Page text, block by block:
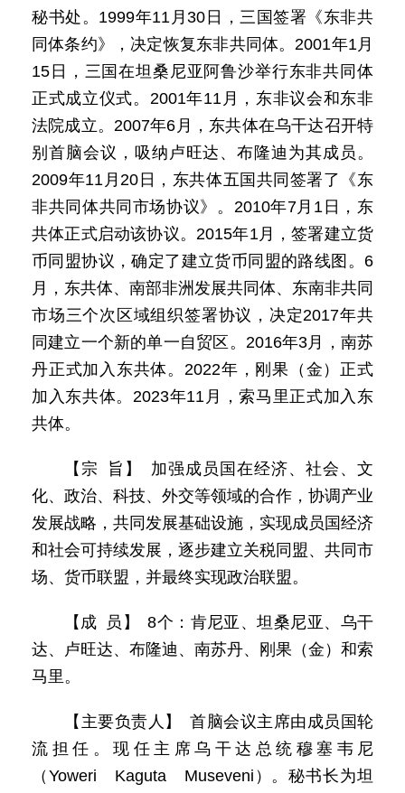
秘书处。1999年11月30日，三国签署《东非共
同体条约》，决定恢复东非共同体。2001年1月
15日，三国在坦桑尼亚阿鲁沙举行东非共同体
正式成立仪式。2001年11月，东非议会和东非
法院成立。2007年6月，东共体在乌干达召开特
别首脑会议，吸纳卢旺达、布隆迪为其成员。
2009年11月20日，东共体五国共同签署了《东
非共同体共同市场协议》。2010年7月1日，东
共体正式启动该协议。2015年1月，签署建立货
币同盟协议，确定了建立货币同盟的路线图。6
月，东共体、南部非洲发展共同体、东南非共同
市场三个次区域组织签署协议，决定2017年共
同建立一个新的单一自贸区。2016年3月，南苏
丹正式加入东共体。2022年，刚果（金）正式
加入东共体。2023年11月，索马里正式加入东
共体。
【宗 旨】 加强成员国在经济、社会、文
化、政治、科技、外交等领域的合作，协调产业
发展战略，共同发展基础设施，实现成员国经济
和社会可持续发展，逐步建立关税同盟、共同市
场、货币联盟，并最终实现政治联盟。
【成 员】 8个：肯尼亚、坦桑尼亚、乌干
达、卢旺达、布隆迪、南苏丹、刚果（金）和索
马里。
【主要负责人】 首脑会议主席由成员国轮
流担任。现任主席乌干达总统穆塞韦尼
（Yoweri Kaguta Museveni）。秘书长为坦